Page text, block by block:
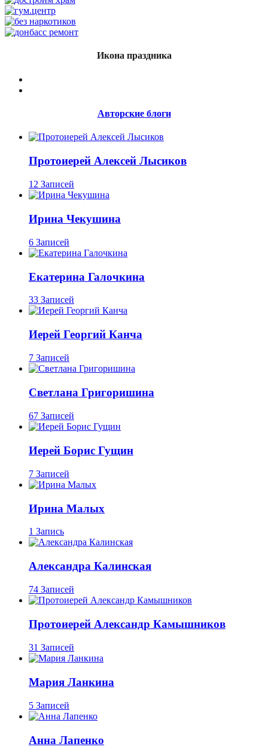
Икона праздника
Авторские блоги
Протоиерей Алексей Лысиков
12 Записей
Ирина Чекушина
6 Записей
Екатерина Галочкина
33 Записей
Иерей Георгий Канча
7 Записей
Светлана Григоришина
67 Записей
Иерей Борис Гущин
7 Записей
Ирина Малых
1 Запись
Александра Калинская
74 Записей
Протоиерей Александр Камышников
31 Записей
Мария Ланкина
5 Записей
Анна Лапенко